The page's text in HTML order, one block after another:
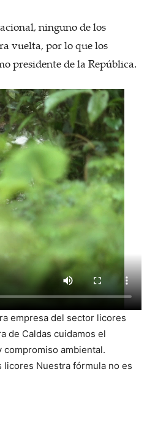
ninguno de los
vuelta, por lo que los
presidente de la República.
empresa del sector licores
de Caldas cuidamos el
ambiental.
licores Nuestra fórmula no es